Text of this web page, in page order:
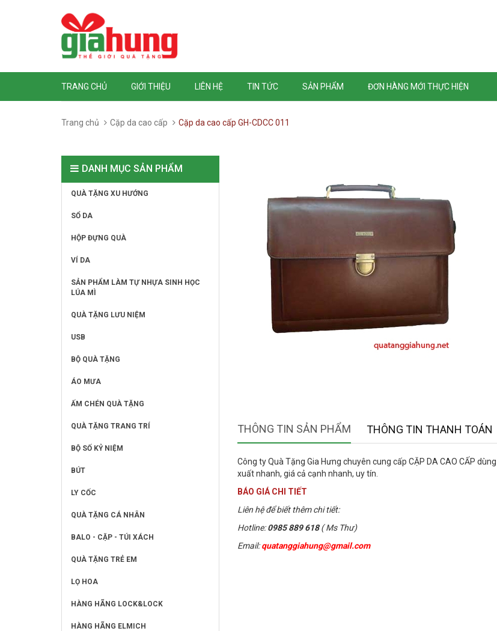
TRANG CHỦ GIỚI THIỆU LIÊN HỆ TIN TỨC SẢN PHẨM ĐƠN HÀNG MỚI THỰC HIỆN
Trang chủ Cặp da cao cấp Cặp da cao cấp GH-CDCC 011
THÔNG TIN SẢN PHẨM THÔNG TIN THANH TOÁN
Công ty Quà Tặng Gia Hưng chuyên cung cấp CẶP DA CAO CẤP
xuất nhanh, giá cả cạnh nhanh, uy tín.
BÁO GIÁ CHI TIẾT
Liên hệ để biết thêm chi tiết:
Hotline: 0985 889 618 ( Ms Thư)
Email: quatanggiahung@gmail.com
DANH MỤC SẢN PHẨM
QUÀ TẶNG XU HƯỚNG
SỔ DA
HỘP ĐỰNG QUÀ
VÍ DA
SẢN PHẨM LÀM TỰ NHỰA SINH HỌC
LÚA MÌ
QUÀ TẶNG LƯU NIỆM
USB
BỘ QUÀ TẶNG
ÁO MƯA
ẤM CHÉN QUÀ TẶNG
QUÀ TẶNG TRANG TRÍ
BỘ SỐ KỶ NIỆM
BÚT
LY CỐC
QUÀ TẶNG CÁ NHÂN
BALO - CẶP - TÚI XÁCH
QUÀ TẶNG TRẺ EM
LỌ HOA
HÀNG HÃNG LOCK&LOCK
HÀNG HÃNG ELMICH